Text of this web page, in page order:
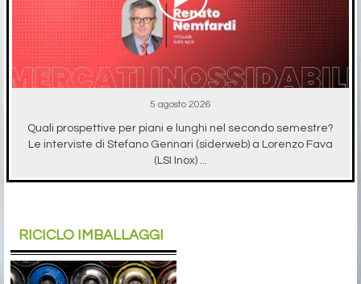
5 agosto 2026
Quali prospettive per piani e lunghi nel secondo semestre?
Le interviste di Stefano Gennari (siderweb) a Lorenzo Fava
(LSI Inox) ...
RICICLO IMBALLAGGI